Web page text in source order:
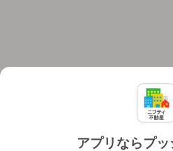
アプリならプ